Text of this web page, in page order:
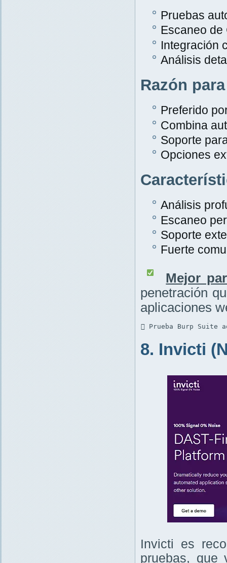
Pruebas
Escaneo de
Integración
Análisis
Razón
Preferido
Combina
Soporte
Opciones
Análisis
Escaneo
Soporte
Fuerte
Mejor
penetración
aplicaciones
 Prueba Burp Suite
8. Invicti
Invicti es
pruebas, que